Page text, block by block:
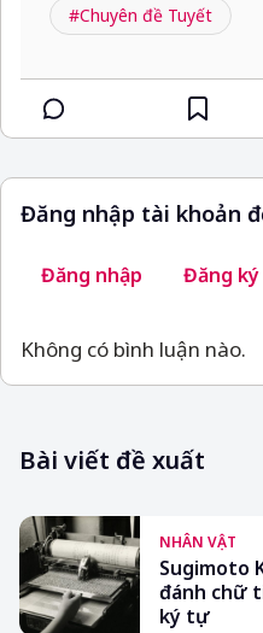
#Chuyên đề Tuyết
Đăng nhập tài khoản
Đăng nhập Đăng ký
Không có bình luận nào.
Bài viết đề xuất
NHÂN VẬT
Sugimoto
đánh chữ
ký tự